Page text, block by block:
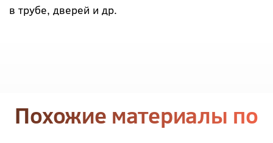
в трубе, дверей и др.
Похожие материалы по